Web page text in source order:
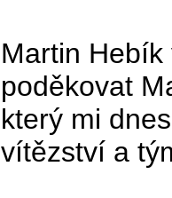
Martin Hebík
poděkovat
který mi
vítězství a